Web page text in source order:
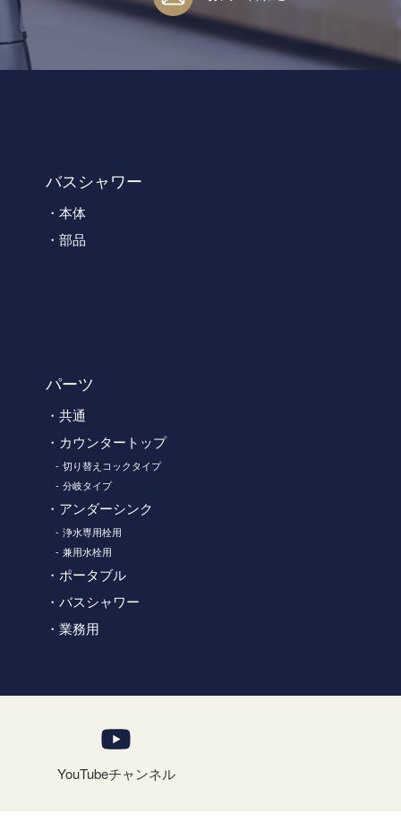
バスシャワー
本体
部品
パーツ
共通
カウンタートップ
切り替えコックタイプ
分岐タイプ
アンダーシンク
浄水専用栓用
兼用水栓用
ポータブル
バスシャワー
業務用
YouTubeチャンネル